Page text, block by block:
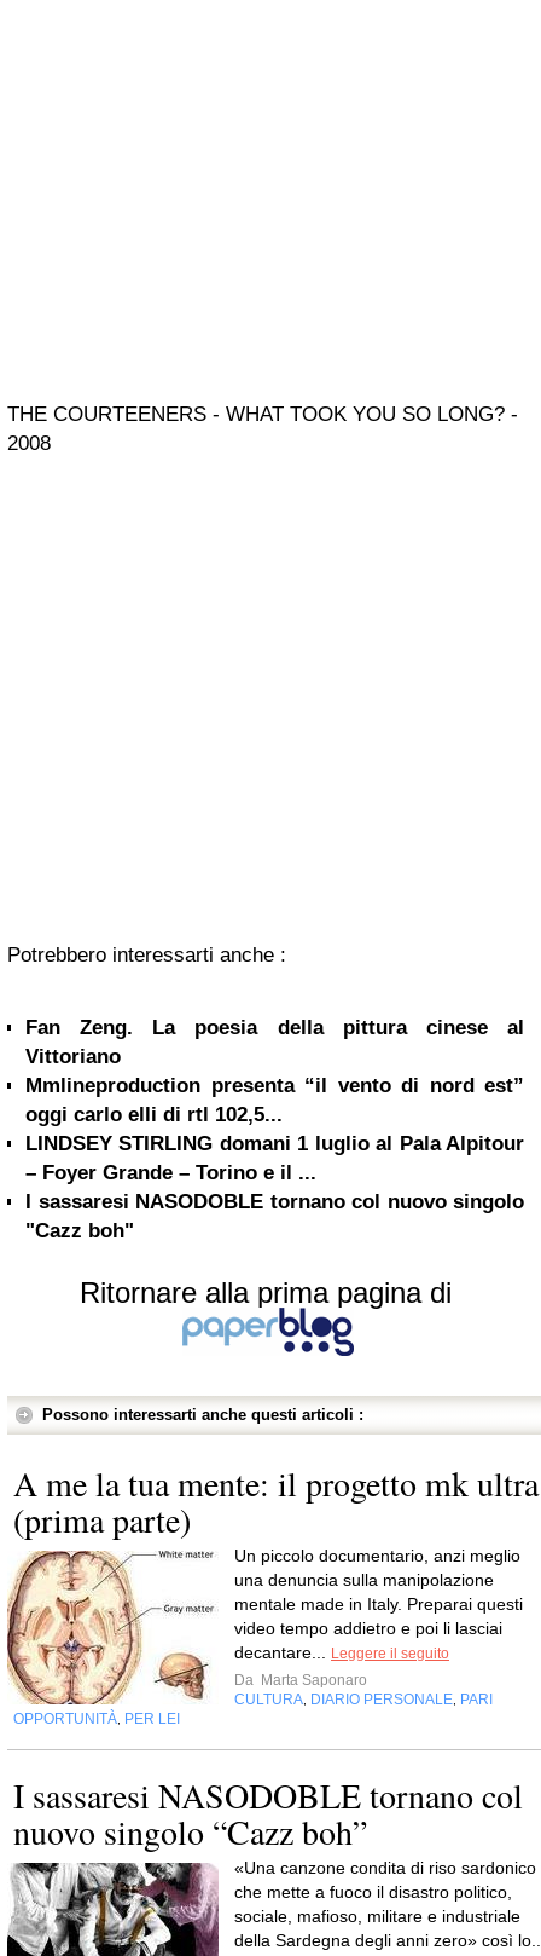
THE COURTEENERS - WHAT TOOK YOU SO LONG? -
2008
Potrebbero interessarti anche :
Fan Zeng. La poesia della pittura cinese al
Vittoriano
Mmlineproduction presenta “il vento di nord est”
oggi carlo elli di rtl 102,5...
LINDSEY STIRLING domani 1 luglio al Pala Alpitour
– Foyer Grande – Torino e il ...
I sassaresi NASODOBLE tornano col nuovo singolo
"Cazz boh"
Ritornare alla prima pagina di
Possono interessarti anche questi articoli :
A me la tua mente: il progetto mk ultra
(prima parte)
Un piccolo documentario, anzi meglio
una denuncia sulla manipolazione
mentale made in Italy. Preparai questi
video tempo addietro e poi li lasciai
decantare...
Leggere il seguito
Da Marta Saponaro
CULTURA DIARIO PERSONALE PARI
OPPORTUNITÀ PER LEI
I sassaresi NASODOBLE tornano col
nuovo singolo “Cazz boh”
«Una canzone condita di riso sardonico
che mette a fuoco il disastro politico,
sociale, mafioso, militare e industriale
della Sardegna degli anni zero» così